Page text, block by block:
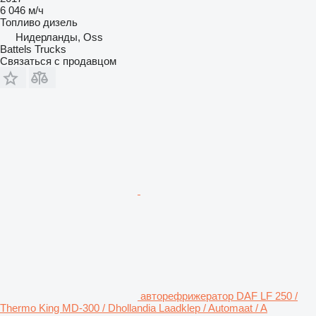
6 046 м/ч
Топливо дизель
Нидерланды, Oss
Battels Trucks
Связаться с продавцом
авторефрижератор DAF LF 250 /
Thermo King MD-300 / Dhollandia Laadklep / Automaat / A